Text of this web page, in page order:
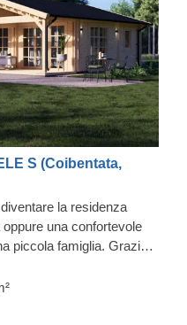
S (Coibentata,
la residenza
una confortevole
piccola famiglia. Grazie
funzionale, con due
soggiorno con
il perfetto connubio